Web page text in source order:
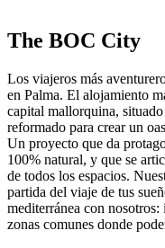
The BOC City
Los viajeros más
en Palma. El alojamiento
capital mallorquina,
reformado para crear un
Un proyecto que da
100% natural, y que se
de todos los espacios.
partida del viaje de tus
mediterránea con
zonas comunes donde